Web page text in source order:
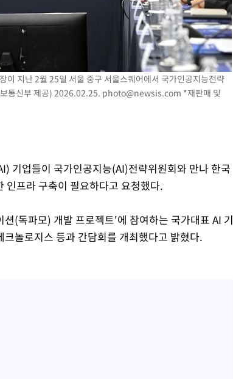
지난 2월 25일 서울 중구 서울스퀘어에서 국가인공지능전략
통신부 제공) 2026.02.25. photo@newsis.com *재판매 및
기업들이 국가인공지능(AI)전략위원회와 만나 한국
인프라 구축이 필요하다고 요청했다.
(독파모) 개발 프로젝트'에 참여하는 국가대표 AI 기
놀로지스 등과 간담회를 개최했다고 밝혔다.